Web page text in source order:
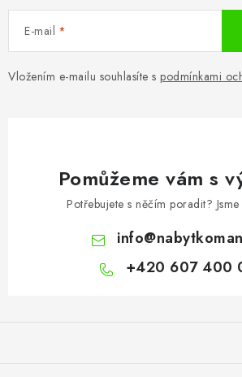
E-mail
Vložením e-mailu souhlasíte s podmínkami
Pomůžeme vám s
Potřebujete s něčím poradit?
info@
+420 607 400